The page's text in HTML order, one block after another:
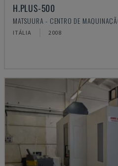
H.PLUS-500
MATSUURA - CENTRO DE
ITÁLIA 2008